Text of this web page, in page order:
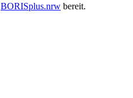
BORISplus.nrw bereit.